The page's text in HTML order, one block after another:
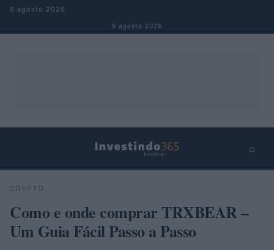
Pular para o conteúdo
6 agosto 2026
6 agosto 2026
⌕
Buscar
CRYPTO
Como e onde comprar TRXBEAR –
Um Guia Fácil Passo a Passo